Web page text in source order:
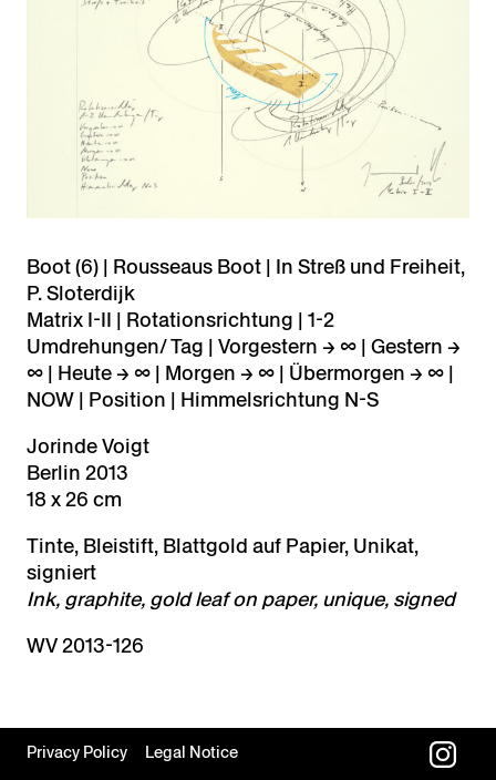
Boot (6) | Rousseaus Boot | In Streß und Freiheit,
P. Sloterdijk
Matrix I-II | Rotationsrichtung | 1-2
Umdrehungen/ Tag | Vorgestern → ∞ | Gestern →
∞ | Heute → ∞ | Morgen → ∞ | Übermorgen → ∞ |
NOW | Position | Himmelsrichtung N-S
Jorinde Voigt
Berlin 2013
18 x 26 cm
Tinte, Bleistift, Blattgold auf Papier, Unikat,
signiert
Ink, graphite, gold leaf on paper, unique, signed
WV 2013-126
Privacy Policy
Legal Notice